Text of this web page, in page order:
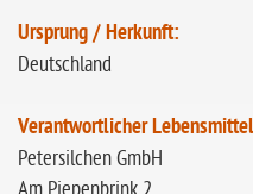
Ursprung / Herkunft:
Deutschland
Verantwortlicher
Petersilchen GmbH